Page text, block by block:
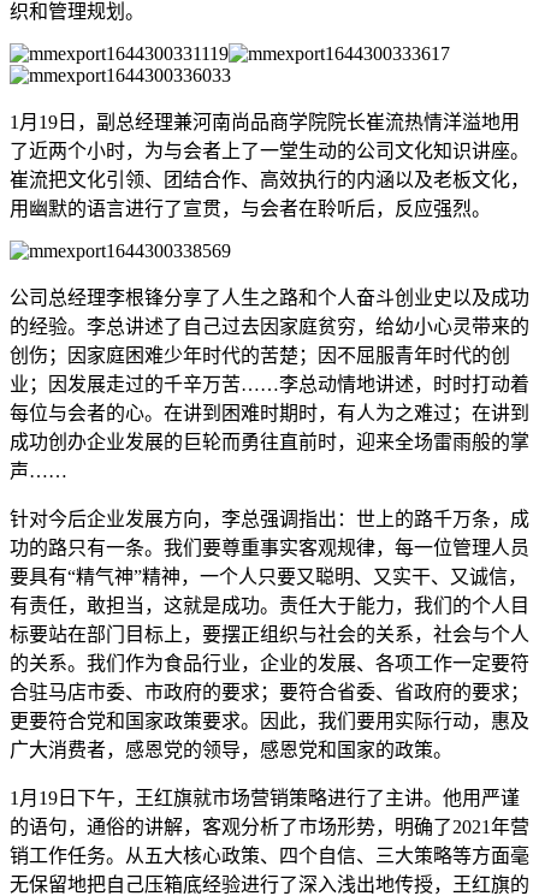
织和管理规划。
1月19日，副总经理兼河南尚品商学院院长崔流热情洋溢地用
了近两个小时，为与会者上了一堂生动的公司文化知识讲座。
崔流把文化引领、团结合作、高效执行的内涵以及老板文化，
用幽默的语言进行了宣贯，与会者在聆听后，反应强烈。
公司总经理李根锋分享了人生之路和个人奋斗创业史以及成功
的经验。李总讲述了自己过去因家庭贫穷，给幼小心灵带来的
创伤；因家庭困难少年时代的苦楚；因不屈服青年时代的创
业；因发展走过的千辛万苦……李总动情地讲述，时时打动着
每位与会者的心。在讲到困难时期时，有人为之难过；在讲到
成功创办企业发展的巨轮而勇往直前时，迎来全场雷雨般的掌
声……
针对今后企业发展方向，李总强调指出：世上的路千万条，成
功的路只有一条。我们要尊重事实客观规律，每一位管理人员
要具有“精气神”精神，一个人只要又聪明、又实干、又诚信，
有责任，敢担当，这就是成功。责任大于能力，我们的个人目
标要站在部门目标上，要摆正组织与社会的关系，社会与个人
的关系。我们作为食品行业，企业的发展、各项工作一定要符
合驻马店市委、市政府的要求；要符合省委、省政府的要求；
更要符合党和国家政策要求。因此，我们要用实际行动，惠及
广大消费者，感恩党的领导，感恩党和国家的政策。
1月19日下午，王红旗就市场营销策略进行了主讲。他用严谨
的语句，通俗的讲解，客观分析了市场形势，明确了2021年营
销工作任务。从五大核心政策、四个自信、三大策略等方面毫
无保留地把自己压箱底经验进行了深入浅出地传授，王红旗的